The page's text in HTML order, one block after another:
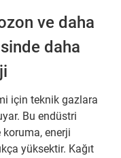
ve daha
daha
için teknik gazlara
Bu endüstri
koruma, enerji
yüksektir. Kağıt